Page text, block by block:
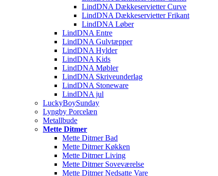
LindDNA Dækkeservietter Curve
LindDNA Dækkeservietter Frikant
LindDNA Løber
LindDNA Entre
LindDNA Gulvtæpper
LindDNA Hylder
LindDNA Kids
LindDNA Møbler
LindDNA Skriveunderlag
LindDNA Stoneware
LindDNA jul
LuckyBoySunday
Lyngby Porcelæn
Metallbude
Mette Ditmer
Mette Ditmer Bad
Mette Ditmer Køkken
Mette Ditmer Living
Mette Ditmer Soveværelse
Mette Ditmer Nedsatte Vare